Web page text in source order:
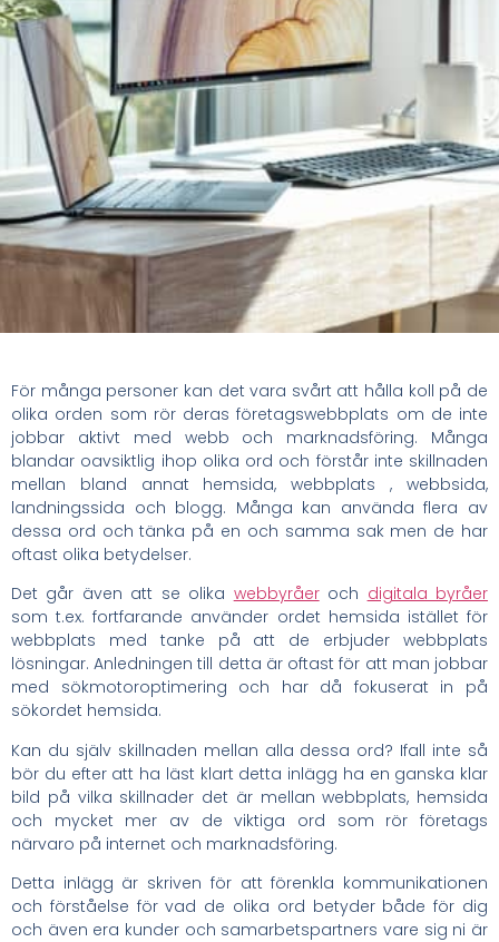
För många personer kan det vara svårt att hålla koll på de
olika orden som rör deras företagswebbplats om de inte
jobbar aktivt med webb och marknadsföring. Många
blandar oavsiktlig ihop olika ord och förstår inte skillnaden
mellan bland annat hemsida, webbplats , webbsida,
landningssida och blogg. Många kan använda flera av
dessa ord och tänka på en och samma sak men de har
oftast olika betydelser.
Det går även att se olika webbyråeroch digitala byråer
som t.ex. fortfarande använder ordet hemsida istället för
webbplats med tanke på att de erbjuder webbplats
lösningar. Anledningen till detta är oftast för att man jobbar
med sökmotoroptimering och har då fokuserat in på
sökordet hemsida.
Kan du själv skillnaden mellan alla dessa ord? Ifall inte så
bör du efter att ha läst klart detta inlägg ha en ganska klar
bild på vilka skillnader det är mellan webbplats, hemsida
och mycket mer av de viktiga ord som rör företags
närvaro på internet och marknadsföring.
Detta inlägg är skriven för att förenkla kommunikationen
och förståelse för vad de olika ord betyder både för dig
och även era kunder och samarbetspartners vare sig ni är